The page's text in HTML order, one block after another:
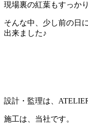
現場裏の紅葉もすっか
そんな中、少し前の日
出来ました♪
設計・監理は、
施工は、当社です。